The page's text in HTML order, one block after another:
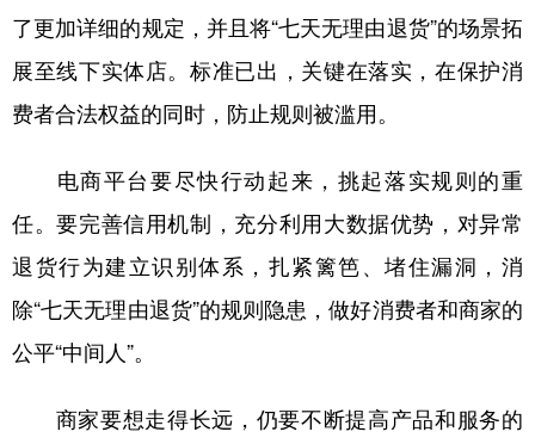
了更加详细的规定，并且将“七天无理由退货”的场景拓
展至线下实体店。标准已出，关键在落实，在保护消
费者合法权益的同时，防止规则被滥用。
电商平台要尽快行动起来，挑起落实规则的重
任。要完善信用机制，充分利用大数据优势，对异常
退货行为建立识别体系，扎紧篱笆、堵住漏洞，消
除“七天无理由退货”的规则隐患，做好消费者和商家的
公平“中间人”。
商家要想走得长远，仍要不断提高产品和服务的